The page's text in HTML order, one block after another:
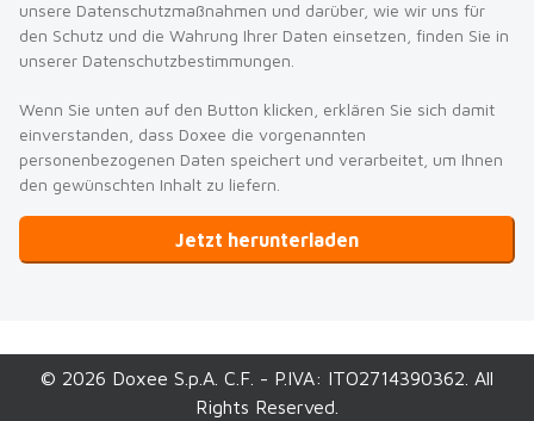
unsere Datenschutzmaßnahmen und darüber, wie wir uns für
den Schutz und die Wahrung Ihrer Daten einsetzen, finden Sie in
unserer Datenschutzbestimmungen.
Wenn Sie unten auf den Button klicken, erklären Sie sich damit
einverstanden, dass Doxee die vorgenannten
personenbezogenen Daten speichert und verarbeitet, um Ihnen
den gewünschten Inhalt zu liefern.
© 2026 Doxee S.p.A. C.F. - P.IVA: ITO2714390362. All
Rights Reserved.